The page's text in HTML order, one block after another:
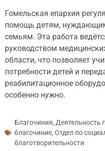
Гомельская епархия
помощь детям,
семьям. Эта работа
руководством
области, что позволяет
потребности детей и
реабилитационное
особенно нужно.
Благочиния, Деятельность
благочиние, Отдел по
благотворительности